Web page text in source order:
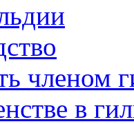
членом
в